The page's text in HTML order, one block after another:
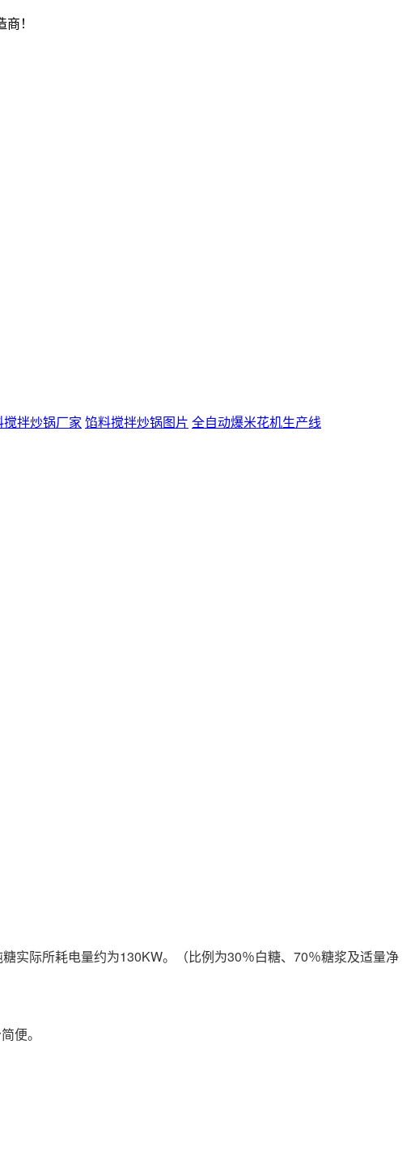
！
搅拌炒锅厂家 馅料搅拌炒锅图片 全自动爆米花机生产线
实际所耗电量约为130KW。（比例为30％白糖、70％糖浆及适量净
便。